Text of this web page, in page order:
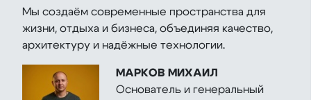
Мы создаём современные пространства для
жизни, отдыха и бизнеса, объединяя качество,
архитектуру и надёжные технологии.
МАРКОВ МИХАИЛ
Основатель и генеральный